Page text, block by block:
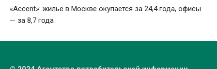
«Accent»: жилье в Москве окупается за 24,4 года, офисы
— за 8,7 года